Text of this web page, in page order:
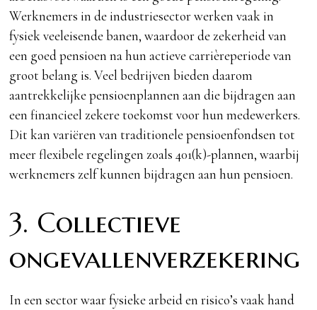
Werknemers in de industriesector werken vaak in
fysiek veeleisende banen, waardoor de zekerheid van
een goed pensioen na hun actieve carrièreperiode van
groot belang is. Veel bedrijven bieden daarom
aantrekkelijke pensioenplannen aan die bijdragen aan
een financieel zekere toekomst voor hun medewerkers.
Dit kan variëren van traditionele pensioenfondsen tot
meer flexibele regelingen zoals 401(k)-plannen, waarbij
werknemers zelf kunnen bijdragen aan hun pensioen.
3. Collectieve
ongevallenverzekering
In een sector waar fysieke arbeid en risico’s vaak hand